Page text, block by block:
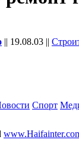
|| 19.08.03 ||
Спорт